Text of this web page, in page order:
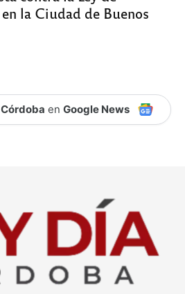
la Ciudad de Buenos
en Google News